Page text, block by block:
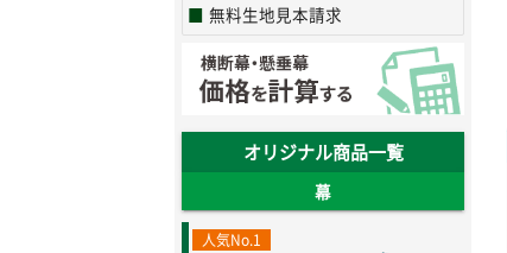
無料生地見本請求
オリジナル商品一覧
幕
人気No.1